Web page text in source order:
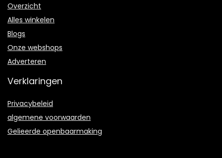
Overzicht
Alles winkelen
Blogs
Onze webshops
Adverteren
Verklaringen
Privacybeleid
algemene voorwaarden
Gelieerde openbaarmaking